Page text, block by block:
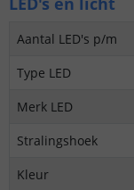
Aantal LED's p/m
Type LED
Merk LED
Stralingshoek
Kleur